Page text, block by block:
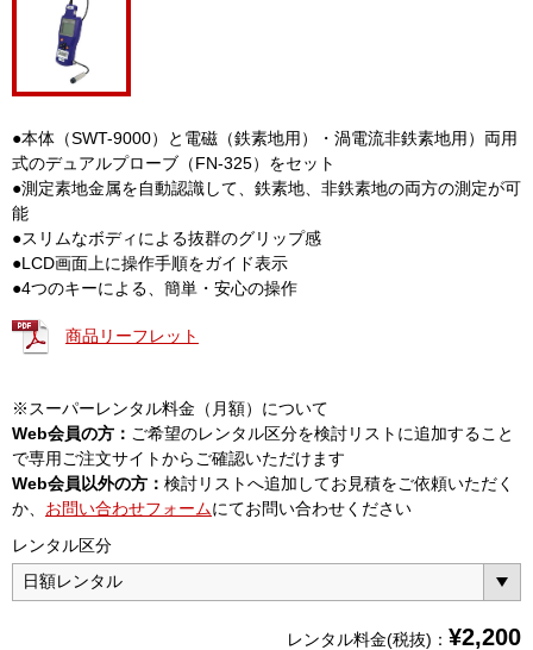
●本体（SWT-9000）と電磁（鉄素地用）・渦電流非鉄素地用）両用
式のデュアルプローブ（FN-325）をセット
●測定素地金属を自動認識して、鉄素地、非鉄素地の両方の測定が可
能
●スリムなボディによる抜群のグリップ感
●LCD画面上に操作手順をガイド表示
●4つのキーによる、簡単・安心の操作
商品リーフレット
※スーパーレンタル料金（月額）について
Web会員の方： ご希望のレンタル区分を検討リストに追加すること
で専用ご注文サイトからご確認いただけます
Web会員以外の方： 検討リストへ追加してお見積をご依頼いただく
か、 お問い合わせフォームにてお問い合わせください
レンタル区分
レンタル料金(税抜)： ¥2,200